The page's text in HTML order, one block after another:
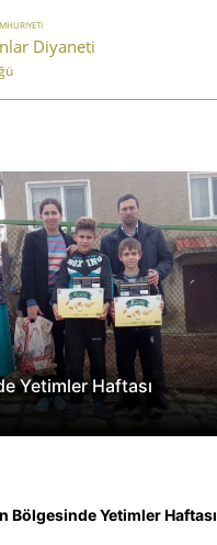
Diyaneti
Yetimler Haftası
Bölgesinde Yetimler Haftası